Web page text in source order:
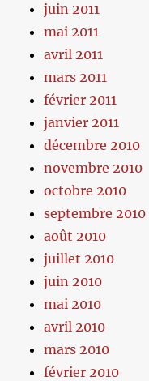
juin 2011
mai 2011
avril 2011
mars 2011
février 2011
janvier 2011
décembre 2010
novembre 2010
octobre 2010
septembre 2010
août 2010
juillet 2010
juin 2010
mai 2010
avril 2010
mars 2010
février 2010